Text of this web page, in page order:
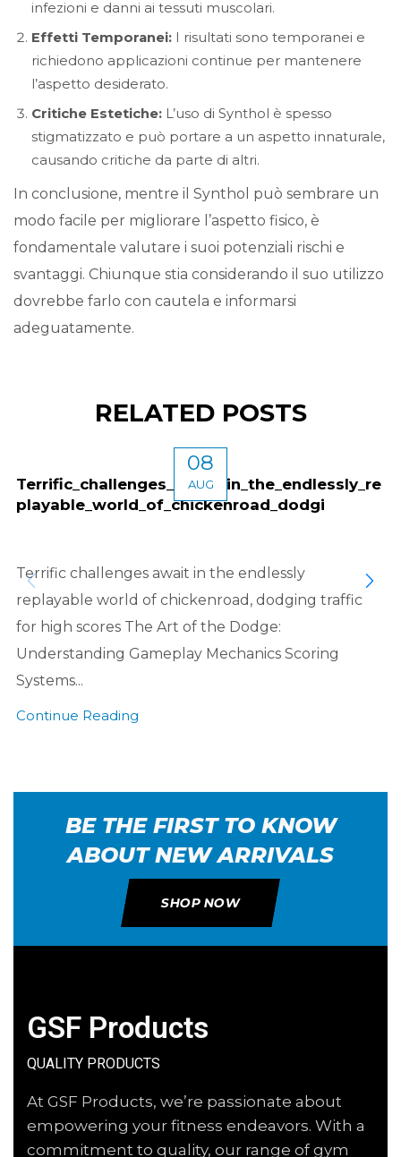
infezioni e danni ai tessuti muscolari.
Effetti Temporanei: I risultati sono temporanei e
richiedono applicazioni continue per mantenere
l’aspetto desiderato.
Critiche Estetiche: L’uso di Synthol è spesso
stigmatizzato e può portare a un aspetto innaturale,
causando critiche da parte di altri.
In conclusione, mentre il Synthol può sembrare un
modo facile per migliorare l’aspetto fisico, è
fondamentale valutare i suoi potenziali rischi e
svantaggi. Chiunque stia considerando il suo utilizzo
dovrebbe farlo con cautela e informarsi
adeguatamente.
RELATED POSTS
08
AUG
Terrific_challenges_await_in_the_endlessly_re
playable_world_of_chickenroad_dodgi
Terrific challenges await in the endlessly
replayable world of chickenroad, dodging traffic
for high scores The Art of the Dodge:
Understanding Gameplay Mechanics Scoring
Systems...
Continue Reading
BE THE FIRST TO KNOW
ABOUT NEW ARRIVALS
SHOP NOW
GSF Products
QUALITY PRODUCTS
At GSF Products, we’re passionate about
empowering your fitness endeavors. With a
commitment to quality, our range of gym